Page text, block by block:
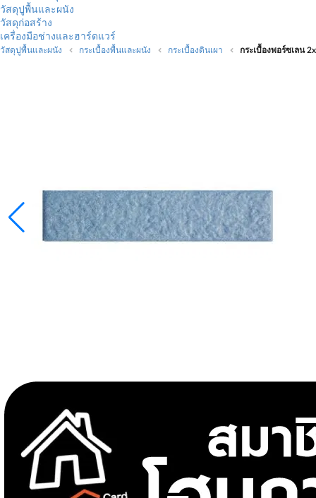
วัสดุปูพื้นและผนัง
วัสดุก่อสร้าง
เครื่องมือช่างและฮาร์ดแวร์
วัสดุปูพื้นและผนัง กระเบื้องพื้นและผนัง กระเบื้องดินเผา กระเบื้องพอร์ซเลน